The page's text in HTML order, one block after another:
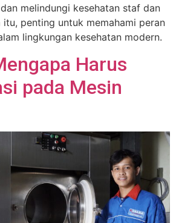
melindungi kesehatan staf dan
itu, penting untuk memahami peran
lingkungan kesehatan modern.
Harus
pada Mesin